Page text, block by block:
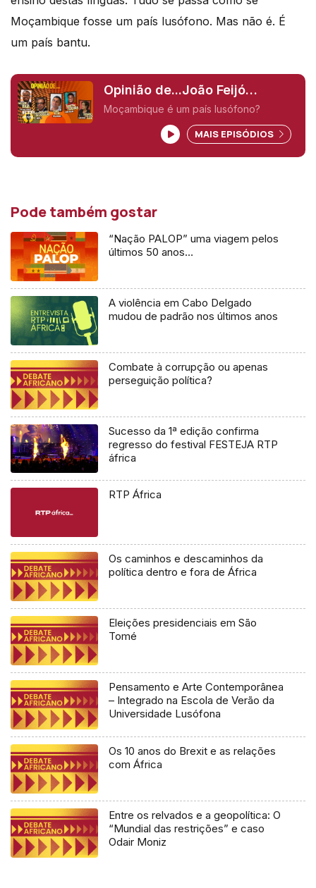
Moçambique fosse um país lusófono. Mas não é. É
um país bantu.
Opinião de...João Feijó
(Moçambique),
Moçambique é um país lusófono?
MAIS EPISÓDIOS
Pode também gostar
“Nação PALOP” uma viagem pelos
últimos 50 anos…
A violência em Cabo Delgado
mudou de padrão nos últimos anos
Combate à corrupção ou apenas
perseguição política?
Sucesso da 1ª edição confirma
regresso do festival FESTEJA RTP
áfrica
RTP África
Os caminhos e descaminhos da
política dentro e fora de África
Eleições presidenciais em São
Tomé
Pensamento e Arte Contemporânea
– Integrado na Escola de Verão da
Universidade Lusófona
Os 10 anos do Brexit e as relações
com África
Entre os relvados e a geopolítica: O
“Mundial das restrições” e caso
Odair Moniz